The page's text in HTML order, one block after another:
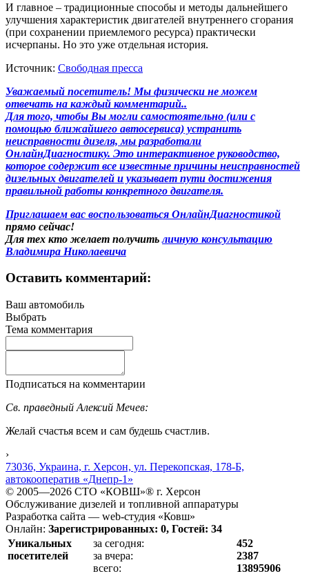
И главное – традиционные способы и методы дальнейшего
улучшения характеристик двигателей внутреннего сгорания
(при сохранении приемлемого ресурса) практически
исчерпаны. Но это уже отдельная история.
Источник: Свободная пресса
Уважаемый посетитель! Мы физически не можем
отвечать на каждый комментарий..
Для того, чтобы Вы могли самостоятельно (или с
помощью ближайшего автосервиса) устранить
неисправности дизеля, мы разработали
ОнлайнДиагностику. Это интерактивное руководство,
которое содержит все известные причины неисправностей
дизельных двигателей и указывает пути достижения
правильной работы конкретного двигателя.
Приглашаем вас воспользоваться ОнлайнДиагностикой
прямо сейчас!
Для тех кто желает получитьличную консультацию
Владимира Николаевича
Оставить комментарий:
Ваш автомобиль
Выбрать
Тема комментария
Подписаться на комментарии
Св. праведный Алексий Мечев:
Желай счастья всем и сам будешь счастлив.
›
73036, Украина, г. Херсон, ул. Перекопская, 178-Б,
автокооператив «Днепр-1»
© 2005—2026 СТО «КОВШ»® г. Херсон
Обслуживание дизелей и топливной аппаратуры
Разработка сайта — web-студия «Ковш»
Онлайн: Зарегистрированных: 0, Гостей: 34
Уникальных
посетителей
за сегодня:
за вчера:
всего:
452
2387
13895906